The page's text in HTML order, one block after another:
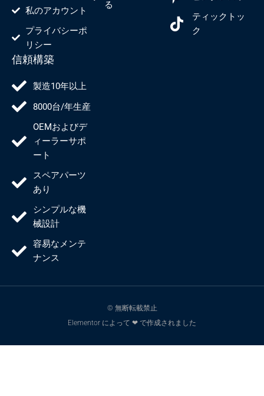
私のアカウント
プライバシーポ
リシー
る
ティックトッ
ク
信頼構築
製造10年以上
8000台/年生産
OEMおよびデ
ィーラーサポ
ート
スペアパーツ
あり
シンプルな機
械設計
容易なメンテ
ナンス
© 無断転載禁止
Elementor によって ❤ で作成されました